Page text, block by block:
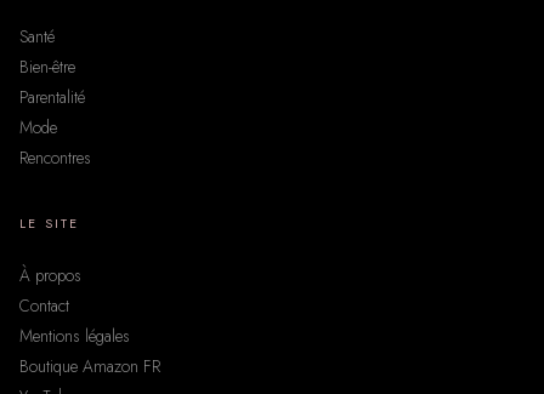
Santé
Bien-être
Parentalité
Mode
Rencontres
LE SITE
À propos
Contact
Mentions légales
Boutique Amazon FR